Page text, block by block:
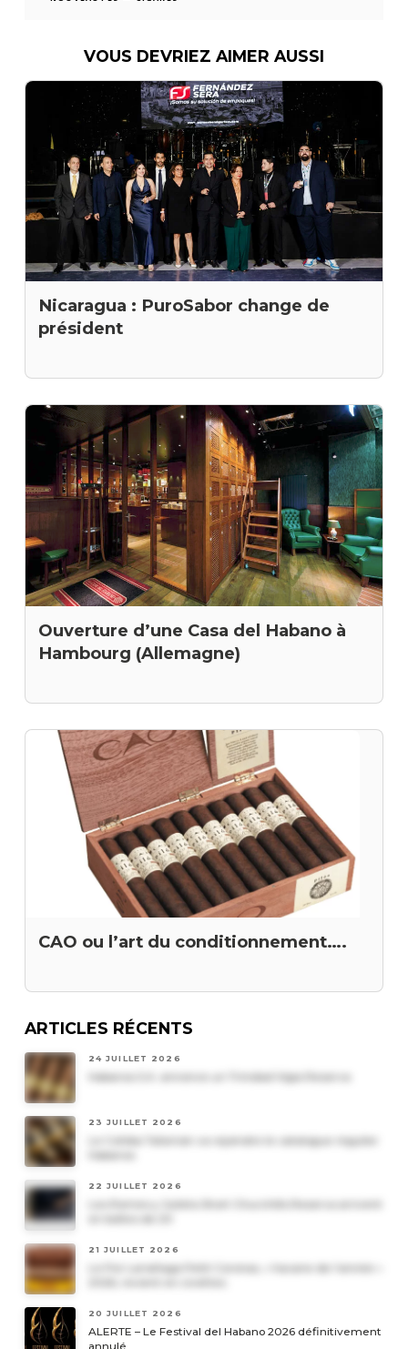
VOUS DEVRIEZ AIMER AUSSI
Nicaragua : PuroSabor change de
président
Ouverture d’une Casa del Habano à
Hambourg (Allemagne)
CAO ou l’art du conditionnement….
ARTICLES RÉCENTS
24 JUILLET 2026
Habanos S.A. annonce un Trinidad Vigia Reserva
23 JUILLET 2026
Le Cohiba Talismán va rejoindre le catalogue régulier
22 JUILLET 2026
21 JUILLET 2026
Le Por Larrañaga Petit Coronas, « havane de l’année »
20 JUILLET 2026
ALERTE – Le Festival del Habano 2026 définitivement
annulé